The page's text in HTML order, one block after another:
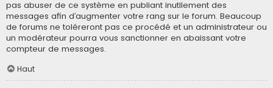
pas abuser de ce système en publiant inutilement des
messages afin d’augmenter votre rang sur le forum. Beaucoup
de forums ne toléreront pas ce procédé et un administrateur ou
un modérateur pourra vous sanctionner en abaissant votre
compteur de messages.
Haut